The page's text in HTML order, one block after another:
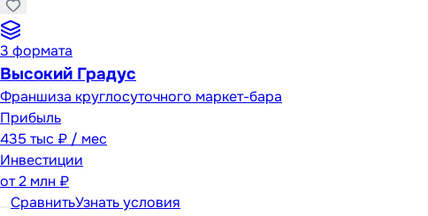
3 формата
Высокий Градус
Франшиза круглосуточного маркет-бара
Прибыль
435 тыс ₽ / мес
Инвестиции
от2 млн ₽
СравнитьУзнать условия